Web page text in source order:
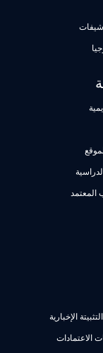
المعتمد
الإخبارية
الاعتمادات